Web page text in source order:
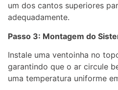
um dos cantos superiores
adequadamente.
Passo 3: Montagem do
Instale uma ventoinha no
garantindo que o ar circule
uma temperatura uniforme